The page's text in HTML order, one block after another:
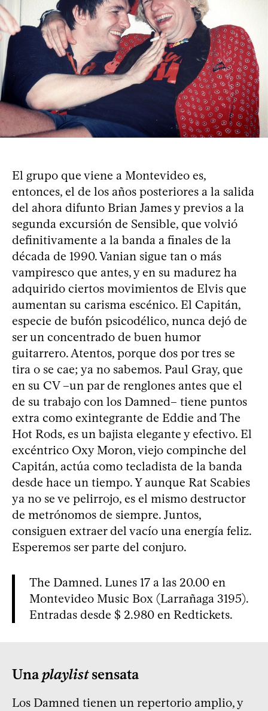
El grupo que viene a Montevideo es,
entonces, el de los años posteriores a la salida
del ahora difunto Brian James y previos a la
segunda excursión de Sensible, que volvió
definitivamente a la banda a finales de la
década de 1990. Vanian sigue tan o más
vampiresco que antes, y en su madurez ha
adquirido ciertos movimientos de Elvis que
aumentan su carisma escénico. El Capitán,
especie de bufón psicodélico, nunca dejó de
ser un concentrado de buen humor
guitarrero. Atentos, porque dos por tres se
tira o se cae; ya no sabemos. Paul Gray, que
en su CV –un par de renglones antes que el
de su trabajo con los Damned– tiene puntos
extra como exintegrante de Eddie and The
Hot Rods, es un bajista elegante y efectivo. El
excéntrico Oxy Moron, viejo compinche del
Capitán, actúa como tecladista de la banda
desde hace un tiempo. Y aunque Rat Scabies
ya no se ve pelirrojo, es el mismo destructor
de metrónomos de siempre. Juntos,
consiguen extraer del vacío una energía feliz.
Esperemos ser parte del conjuro.
The Damned. Lunes 17 a las 20.00 en
Montevideo Music Box (Larrañaga 3195).
Entradas desde $ 2.980 en Redtickets.
Unaplaylistsensata
Los Damned tienen un repertorio amplio, y